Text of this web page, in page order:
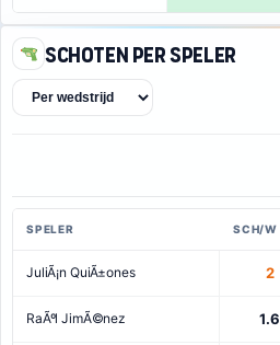
Schoten per speler
SPELER SCH/W
JuliÃ¡n QuiÃ±ones 2
RaÃºl JimÃ©nez 1.6